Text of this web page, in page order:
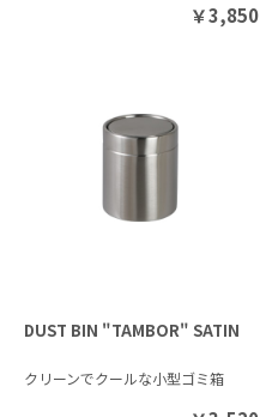
￥3,850
DUST BIN "TAMBOR" SATIN
クリーンでクールな小型ゴミ箱